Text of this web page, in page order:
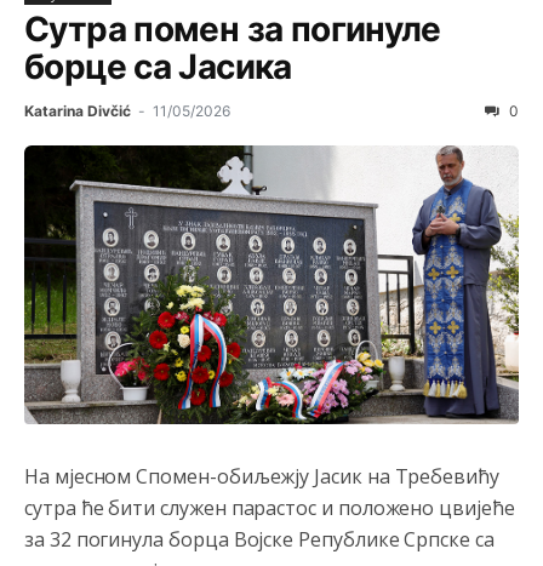
Сутра помен за погинуле
борце са Јасика
Katarina Divčić - 11/05/2026 0
На мјесном Спомен-обиљежју Јасик на Требевићу
сутра ће бити служен парастос и положено цвијеће
за 32 погинула борца Војске Републике Српске са
Анонимно2800426 8/5/2026
2:05
Sto bogatiji-to skrtiji,sto tisi-to opasniji,sto pricivljiviji-to
gluplji,sto ljepsi-to razmazaniji,sto emotivniji-to
iskreniji,sto jaci- to bezdusniji,sto sladji u govoru-to
veci prevarant...
Анонимно2802132 8/5/2026 2:14
Mnogi nesposobni ljudi su daleko dogurali. Ko je
nesposoban može raditi sve. Sposobni rade samo ono
što znaju.